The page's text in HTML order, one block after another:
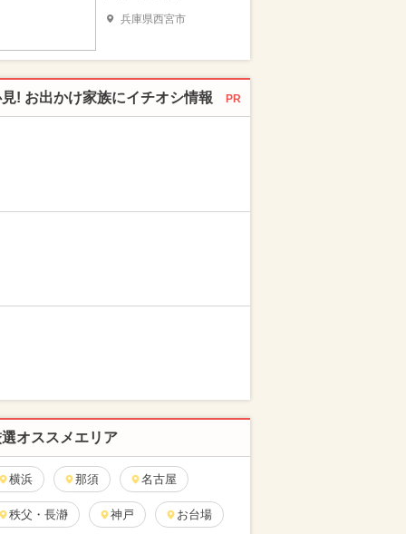
兵庫県西宮市
! お出かけ家族にイチオシ情報 PR
オススメエリア
横浜 那須 名古屋
秩父・長瀞 神戸 お台場